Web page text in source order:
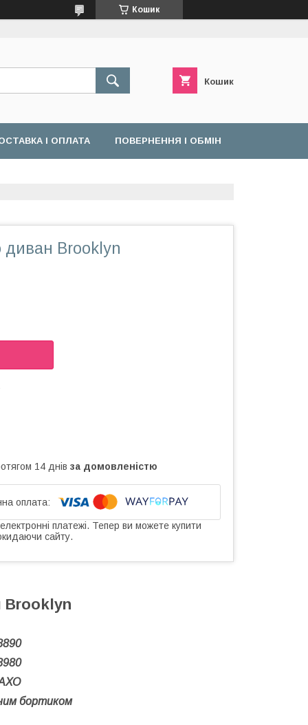
Кошик
Кошик
І ОПЛАТА ПОВЕРНЕННЯ І ОБМІН
диван Brooklyn
14 днів за домовленістю
платежі. Тепер ви можете купити
сайту.
Brooklyn
бортиком